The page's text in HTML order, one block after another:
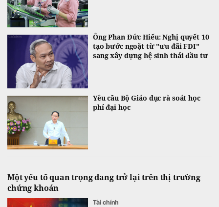
Ông Phan Đức Hiếu: Nghị quyết 10
tạo bước ngoặt từ "ưu đãi FDI"
sang xây dựng hệ sinh thái đầu tư
Yêu cầu Bộ Giáo dục rà soát học
phí đại học
Một yếu tố quan trọng đang trở lại trên thị trường
chứng khoán
Tài chính